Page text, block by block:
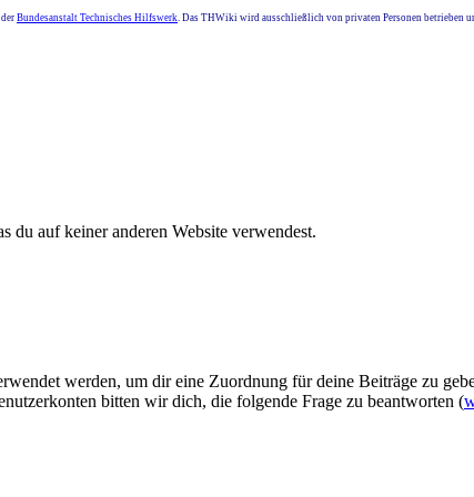
Bundesanstalt Technisches Hilfswerk. Das THWiki wird ausschließlich von privaten Personen betrieben
du auf keiner anderen Website verwendest.
werden, um dir eine Zuordnung für deine Beiträge zu
bitten wir dich, die folgende Frage zu beantworten (